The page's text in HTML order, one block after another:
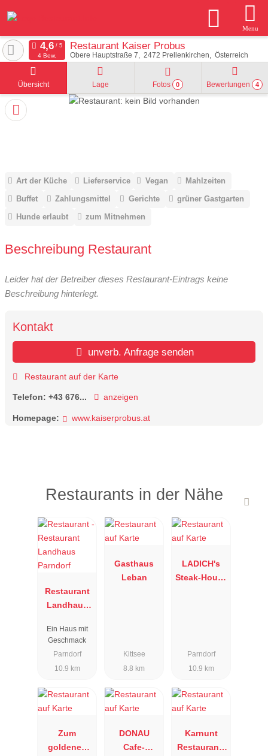
Menu
Restaurant Kaiser Probus
Obere Hauptstraße 7 2472 Prellenkirchen Österreich
4 Bew.
Übersicht Lage Fotos 0 Bewertungen 4
Art der Küche Lieferservice Vegan
Mahlzeiten
Buffet
Zahlungsmittel Gerichte
grüner Gastgarten
Hunde erlaubt
zum Mitnehmen
Beschreibung Restaurant
Leider hat der Betreiber dieses Restaurant-Eintrags keine
Beschreibung hinterlegt.
Kontakt
unverb. Anfrage senden
Restaurant auf der Karte
Telefon: +43 676... anzeigen
Homepage: www.kaiserprobus.at
Restaurants in der Nähe
Restaurant
Landhaus
Ein Haus mit
Geschmack
Parndorf
10.9 km
Gasthaus
Leban
Kittsee
8.8 km
LADICH's
Steak-House
Parndorf
10.9 km
Zum
goldenen
DONAU
Cafe-
Karnunt
Restaurant-